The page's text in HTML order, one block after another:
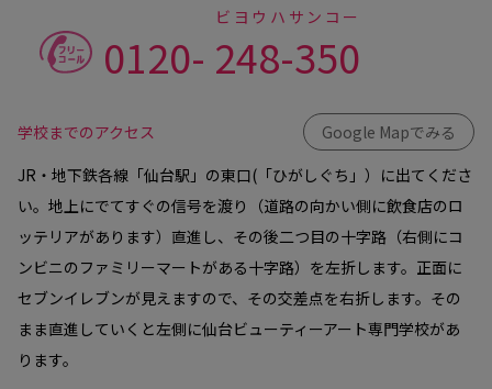
0120- 248-350
ビヨウハサンコー
学校までのアクセス
Google Mapでみる
JR・地下鉄各線「仙台駅」の東口(「ひがしぐち」）に出てくださ
い。地上にでてすぐの信号を渡り（道路の向かい側に飲食店のロ
ッテリアがあります）直進し、その後二つ目の十字路（右側にコ
ンビニのファミリーマートがある十字路）を左折します。正面に
セブンイレブンが見えますので、その交差点を右折します。その
まま直進していくと左側に仙台ビューティーアート専門学校があ
ります。